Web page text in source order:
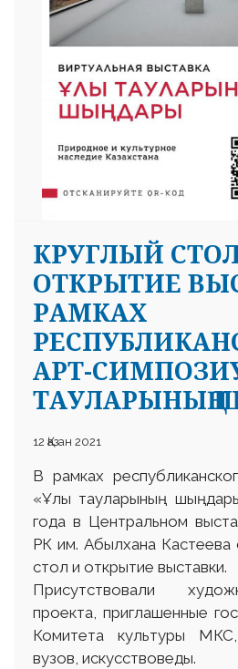
КРУГЛЫЙ
ОТКРЫТИЕ
РАМКАХ
АРТ-
ТАУЛАРЫНЫҢ
12 Қазан 2021
В рамках
«Ұлы тауларының
года в Центральном
РК им. Абылхана Кастеева
стол и открытие выставки.
Присутствовали
проекта, приглашенные
Комитета культуры
вузов, искусствоведы.